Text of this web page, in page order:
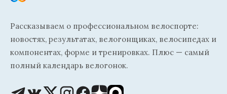
Рассказываем о профессиональном велоспорте:
новостях, результатах, велогонщиках, велосипедах и
компонентах, форме и тренировках. Плюс — самый
полный календарь велогонок.